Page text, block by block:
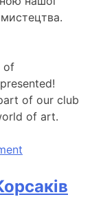
мистецтва.
of
of our club
of art.